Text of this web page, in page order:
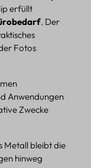
erfüllt
. Der
Fotos
Anwendungen
Zwecke
Metall bleibt die
hinweg